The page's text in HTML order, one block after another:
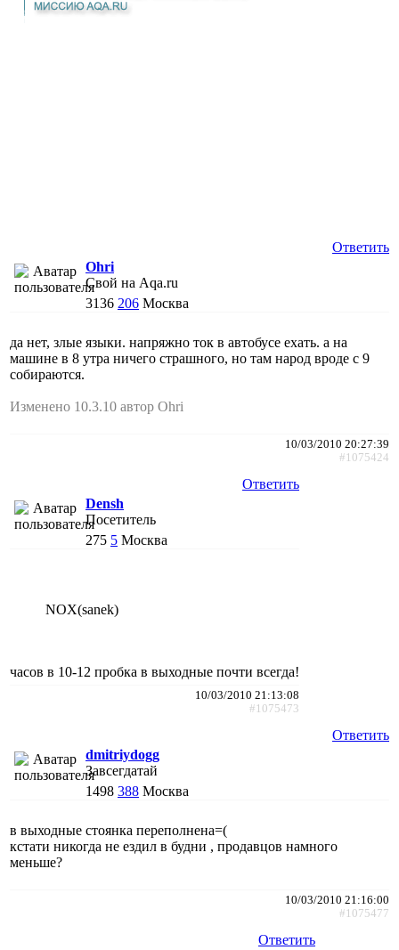
Ответить
Ohri
Свой на Aqa.ru
3136 206 Москва
да нет, злые языки. напряжно ток в автобусе ехать. а на
машине в 8 утра ничего страшного, но там народ вроде с 9
собираются.
Изменено 10.3.10 автор Ohri
10/03/2010 20:27:39
#1075424
Ответить
Densh
Посетитель
275 5 Москва
NOX(sanek)
часов в 10-12 пробка в выходные почти всегда!
10/03/2010 21:13:08
#1075473
Ответить
dmitriydogg
Завсегдатай
1498 388 Москва
в выходные стоянка переполнена=(
кстати никогда не ездил в будни , продавцов намного
меньше?
10/03/2010 21:16:00
#1075477
Ответить